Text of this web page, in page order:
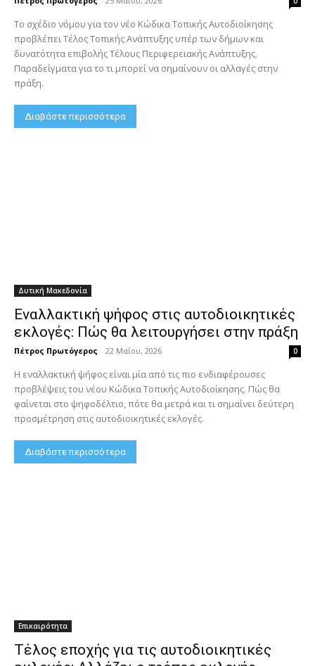
Το σχέδιο νόμου για τον νέο Κώδικα Τοπικής Αυτοδιοίκησης
προβλέπει Τέλος Τοπικής Ανάπτυξης υπέρ των δήμων και
δυνατότητα επιβολής Τέλους Περιφερειακής Ανάπτυξης.
Παραδείγματα για το τι μπορεί να σημαίνουν οι αλλαγές στην
πράξη.
Διαβάστε περισσότερα
Δυτική Μακεδονία
Εναλλακτική ψήφος στις αυτοδιοικητικές
εκλογές: Πώς θα λειτουργήσει στην πράξη
Πέτρος Πρωτόγερος - 22 Μαΐου, 2026 0
Η εναλλακτική ψήφος είναι μία από τις πιο ενδιαφέρουσες
προβλέψεις του νέου Κώδικα Τοπικής Αυτοδιοίκησης. Πώς θα
φαίνεται στο ψηφοδέλτιο, πότε θα μετρά και τι σημαίνει δεύτερη
προσμέτρηση στις αυτοδιοικητικές εκλογές.
Διαβάστε περισσότερα
Επικαιρότητα
Τέλος εποχής για τις αυτοδιοικητικές